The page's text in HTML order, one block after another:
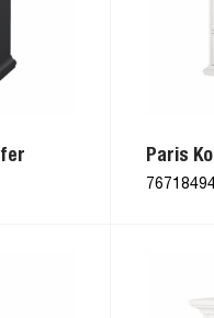
Paris